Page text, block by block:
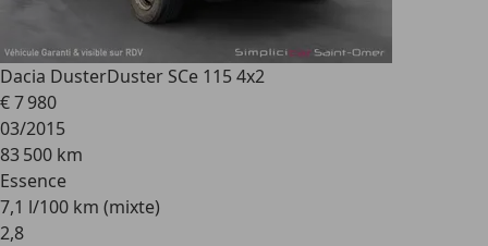
Dacia DusterDuster SCe 115 4x2
€ 7 980
03/2015
83 500 km
Essence
7,1 l/100 km (mixte)
2,8